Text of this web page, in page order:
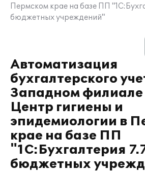
Пермском крае на базе ПП
бюджетных учреждений"
Автоматизация
бухгалтерского
Западном
Центр гигиены и
эпидемиологии в
крае на базе ПП
"1С:Бухгалтерия
бюджетных